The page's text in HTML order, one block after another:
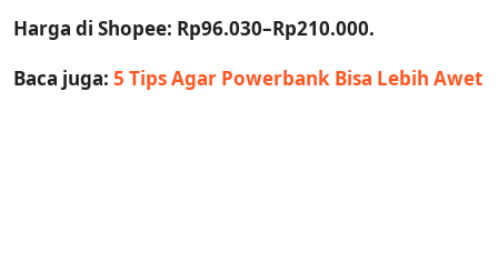
Harga di Shopee: Rp96.030–Rp210.000.
Baca juga: 5 Tips Agar Powerbank Bisa Lebih Awet